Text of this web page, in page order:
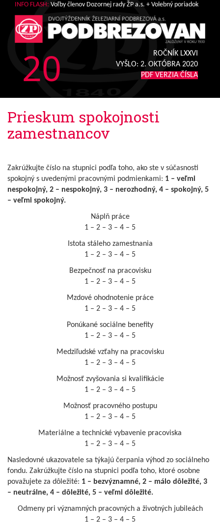
INFO FLASH: Voľby členov Dozornej rady ŽP a.s. + Volebný poriadok
20
ROČNÍK LXXVI
VYŠLO: 2. OKTÓBRA 2020
PDF VERZIA ČÍSLA
Prieskum spokojnosti
zamestnancov
Zakrúžkujte číslo na stupnici podľa toho, ako ste v súčasnosti
spokojný s uvedenými pracovnými podmienkami: 1 – veľmi
nespokojný, 2 – nespokojný, 3 – nerozhodný, 4 – spokojný, 5
– veľmi spokojný.
Náplň práce
1 – 2 – 3 – 4 – 5
Istota stáleho zamestnania
1 – 2 – 3 – 4 – 5
Bezpečnosť na pracovisku
1 – 2 – 3 – 4 – 5
Mzdové ohodnotenie práce
1 – 2 – 3 – 4 – 5
Ponúkané sociálne benefity
1 – 2 – 3 – 4 – 5
Medziľudské vzťahy na pracovisku
1 – 2 – 3 – 4 – 5
Možnosť zvyšovania si kvalifikácie
1 – 2 – 3 – 4 – 5
Možnosť pracovného postupu
1 – 2 – 3 – 4 – 5
Materiálne a technické vybavenie pracoviska
1 – 2 – 3 – 4 – 5
Nasledovné ukazovatele sa týkajú čerpania výhod zo sociálneho
fondu. Zakrúžkujte číslo na stupnici podľa toho, ktoré osobne
považujete za dôležité: 1 – bezvýznamné, 2 – málo dôležité, 3
– neutrálne, 4 – dôležité, 5 – veľmi dôležité.
Odmeny pri významných pracovných a životných jubileách
1 – 2 – 3 – 4 – 5